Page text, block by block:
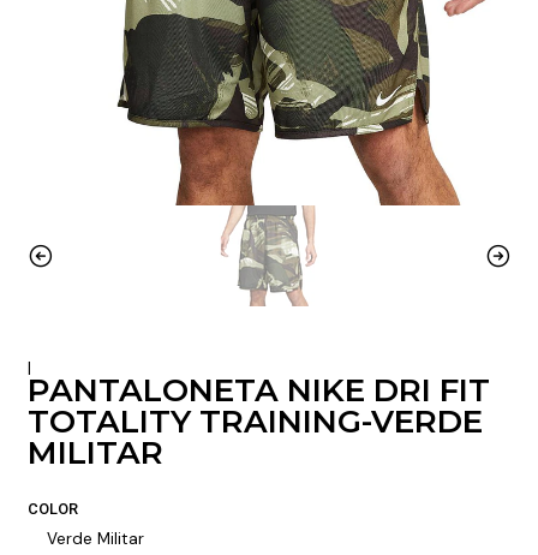
|
PANTALONETA NIKE DRI FIT
TOTALITY TRAINING-VERDE
MILITAR
COLOR
Verde Militar